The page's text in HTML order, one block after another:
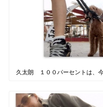
久太朗 １００パーセントは、今